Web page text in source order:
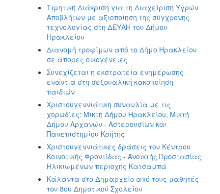
Τιμητική Διάκριση για τη Διαχείριση Υγρών
Αποβλήτων με αξιοποίηση της σύγχρονης
τεχνολογίας στη ΔΕΥΑΗ του Δήμου
Ηρακλείου
Διανομή τροφίμων από το Δήμο Ηρακλείου
σε άπορες οικογένειες
Συνεχίζεται η εκστρατεία ενημέρωσης
ενάντια στη σεξουαλική κακοποίηση
παιδιών
Χριστουγεννιάτικη συναυλία με τις
χορωδίες: Μικτή Δήμου Ηρακλείου, Μικτή
Δήμου Αρχανών - Αστερουσίων και
Πανεπιστημίου Κρήτης
Χριστουγεννιάτικες δράσεις του Κέντρου
Κοινοτικής Φροντίδας - Ανοικτής Προστασίας
Ηλικιωμένων περιοχής Κατσαμπά
Κάλαντα στο Δημαρχείο από τους μαθητές
του 8ου Δημοτικού Σχολείου